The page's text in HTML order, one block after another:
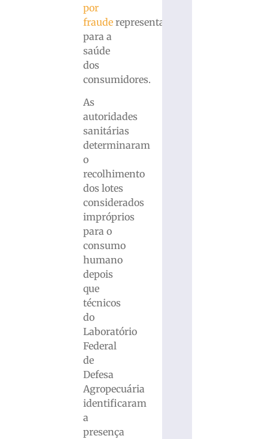
por
fraude representa
para a
saúde
dos
consumidores.
As
autoridades
sanitárias
determinaram
o
recolhimento
dos lotes
considerados
impróprios
para o
consumo
humano
depois
que
técnicos
do
Laboratório
Federal
de
Defesa
Agropecuária
identificaram
a
presença